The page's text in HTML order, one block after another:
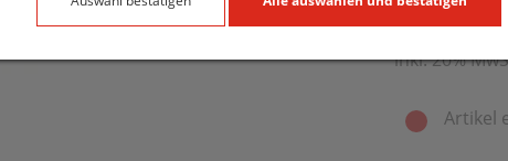
inkl. 20%
Artikel